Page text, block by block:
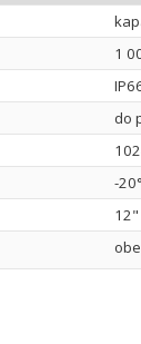
1
do
-
12"